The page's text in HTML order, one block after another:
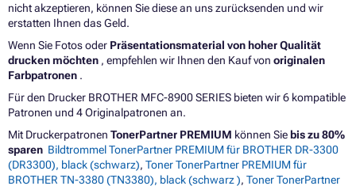
nicht akzeptieren, können Sie diese an uns zurücksenden und wir
erstatten Ihnen das Geld.
Wenn Sie Fotos oder Präsentationsmaterial von hoher Qualität
drucken möchten , empfehlen wir Ihnen den Kauf von originalen
Farbpatronen .
Für den Drucker BROTHER MFC-8900 SERIES bieten wir 6 kompatible
Patronen und 4 Originalpatronen an.
Mit Druckerpatronen TonerPartner PREMIUM können Siebis zu 80%
sparen Bildtrommel TonerPartner PREMIUM für BROTHER DR-3300
(DR3300), black (schwarz), Toner TonerPartner PREMIUM für
BROTHER TN-3380 (TN3380), black (schwarz ), Toner TonerPartner